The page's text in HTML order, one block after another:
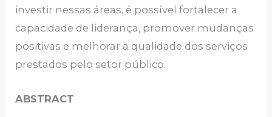
investir nessas áreas, é possível fortalecer a
capacidade de liderança, promover mudanças
positivas e melhorar a qualidade dos serviços
prestados pelo setor público.
ABSTRACT